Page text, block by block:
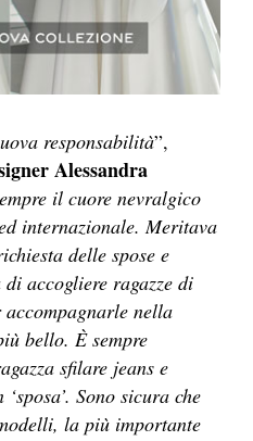
responsabilità”,
Alessandra
il cuore nevralgico
internazionale. Meritava
delle spose e
di accogliere ragazze di
nella
bello. È sempre
sfilare jeans e
Sono sicura che
la più importante